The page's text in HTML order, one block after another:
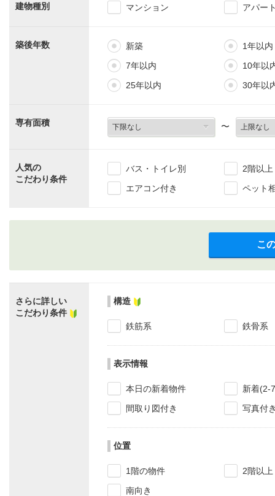
建物種別 マンション アパー
築後年数 新築
1年以内
7年以内
10年以
25年以内
30年以
専有面積 〜
人気の
こだわり条件
バス・トイレ別
2階以上
エアコン付き
ペット
こ
さらに詳しい
こだわり条件
構造
鉄筋系 鉄骨系
表示情報
本日の新着物件
新着(2-
間取り図付き
写真付
位置
1階の物件
2階以上
南向き